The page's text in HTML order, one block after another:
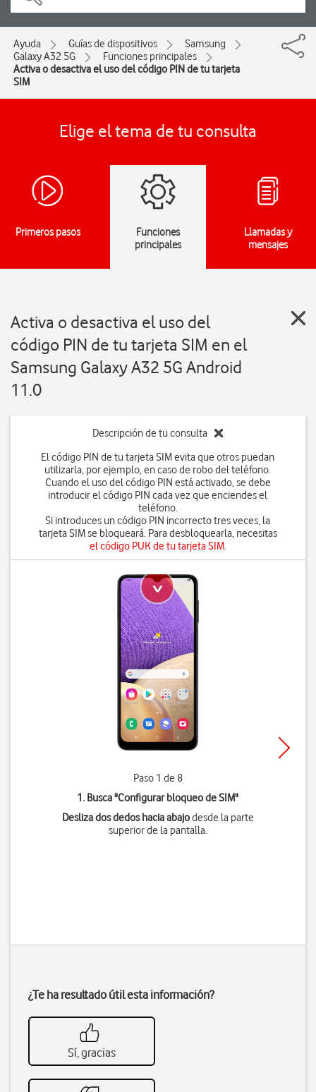
Ayuda Guías de dispositivos
Samsung
Galaxy A32 5G
Funciones principales
Activa o desactiva el uso del código PIN de tu tarjeta
SIM
Elige el tema de tu consulta
Primeros pasos
Funciones
principales
Llamadas y
mensajes
Activa o desactiva el uso del
código PIN de tu tarjeta SIM en el
Samsung Galaxy A32 5G Android
11.0
Descripción de tu consulta
El código PIN de tu tarjeta SIM evita que otros puedan
utilizarla, por ejemplo, en caso de robo del teléfono.
Cuando el uso del código PIN está activado, se debe
introducir el código PIN cada vez que enciendes el
teléfono.
Si introduces un código PIN incorrecto tres veces, la
tarjeta SIM se bloqueará. Para desbloquearla, necesitas
el código PUK de tu tarjeta SIM.
Paso 1 de 8
1. Busca "Configurar bloqueo de SIM"
Desliza dos dedos hacia abajodesde la parte
superior de la pantalla.
¿Te ha resultado útil esta información?
Sí, gracias